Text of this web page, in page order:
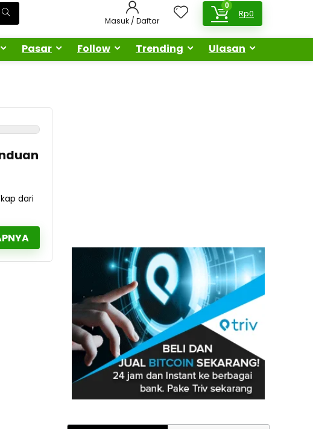
Masuk / Daftar
0
Rp0
Pasar Follow Trending Ulasan
dari